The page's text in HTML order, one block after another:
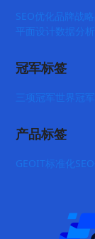
SEO优化 品牌战略
平面设计数据分析
冠军标签
三项冠军世界冠军
产品标签
GEOIT标准化SEO